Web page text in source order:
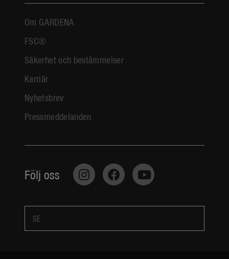
Om GARDENA
FSC®
Säkerhet och bestämmelser
Karriär
Nyhetsbrev
Pressmeddelanden
Följ oss
SE